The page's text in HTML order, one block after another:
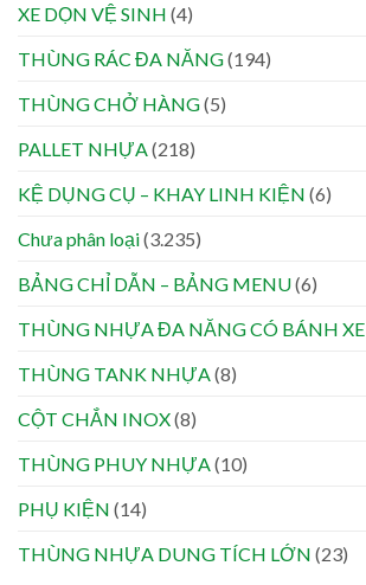
XE DỌN VỆ SINH (4)
THÙNG RÁC ĐA NĂNG(194)
THÙNG CHỞ HÀNG(5)
PALLET NHỰA (218)
KỆ DỤNG CỤ – KHAY LINH KIỆN (6)
Chưa phân loại(3.235)
BẢNG CHỈ DẪN – BẢNG MENU(6)
THÙNG NHỰA ĐA NĂNG CÓ BÁNH XE
THÙNG TANK NHỰA (8)
CỘT CHẮN INOX(8)
THÙNG PHUY NHỰA (10)
PHỤ KIỆN (14)
THÙNG NHỰA DUNG TÍCH LỚN (23)